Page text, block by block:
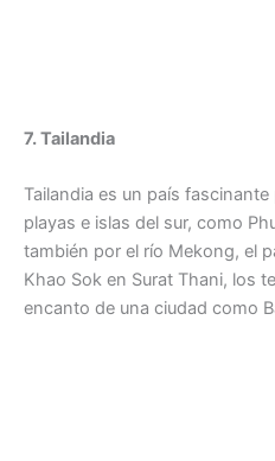
7. Tailandia
Tailandia es un país
playas e islas del sur, como
también por el río Mekong, el
Khao Sok en Surat Thani, los
encanto de una ciudad como